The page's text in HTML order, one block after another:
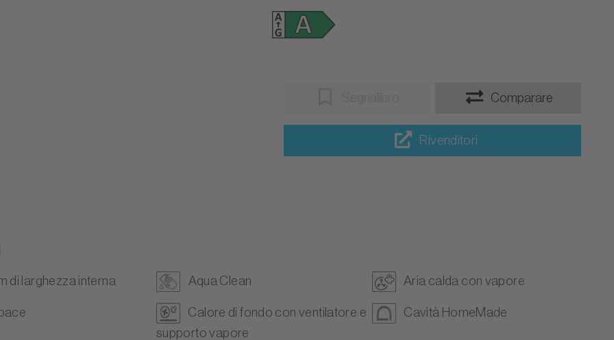
Comparare
Rivenditori
di larghezza interna Aqua Clean Aria calda con vapore
Calore di fondo con ventilatore e
supporto vapore
Cavità HomeMade